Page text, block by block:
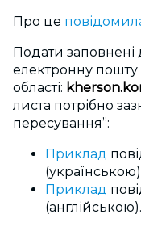
Про це
Подати заповнені
електронну
області:
листа потрібно
пересування”:
Приклад
Приклад
(англійською).